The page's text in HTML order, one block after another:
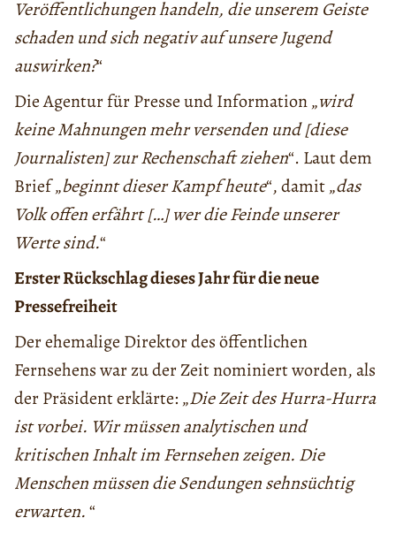
Veröffentlichungen handeln, die unserem Geiste
schaden und sich negativ auf unsere Jugend
auswirken?“
Die Agentur für Presse und Information „wird
keine Mahnungen mehr versenden und [diese
Journalisten] zur Rechenschaft ziehen“. Laut dem
Brief „beginnt dieser Kampf heute“, damit „das
Volk offen erfährt […] wer die Feinde unserer
Werte sind.“
Erster Rückschlag dieses Jahr für die neue
Pressefreiheit
Der ehemalige Direktor des öffentlichen
Fernsehens war zu der Zeit nominiert worden, als
der Präsident erklärte: „Die Zeit des Hurra-Hurra
ist vorbei. Wir müssen analytischen und
kritischen Inhalt im Fernsehen zeigen. Die
Menschen müssen die Sendungen sehnsüchtig
erwarten.“